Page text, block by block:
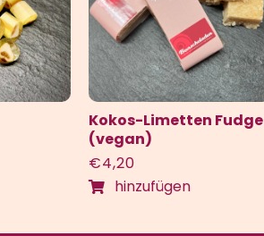
Kokos-Limetten Fudge
(vegan)
€4,20
hinzufügen